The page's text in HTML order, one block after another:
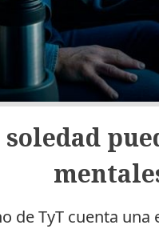
soledad
de TyT cuenta